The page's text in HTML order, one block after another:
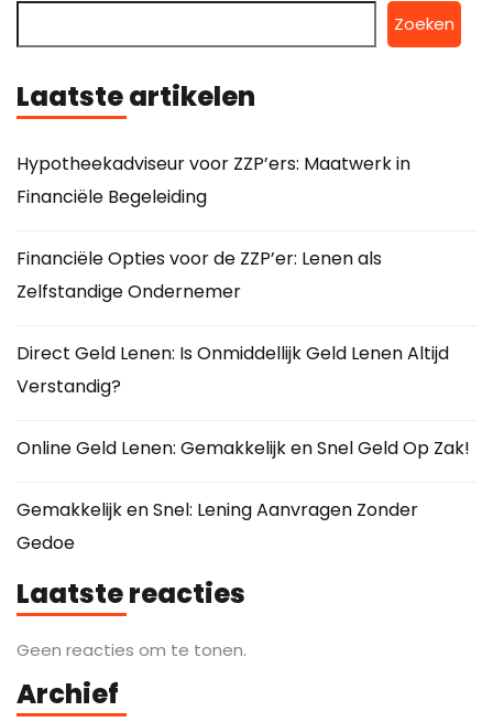
Zoeken
Laatste artikelen
Hypotheekadviseur voor ZZP’ers: Maatwerk in
Financiële Begeleiding
Financiële Opties voor de ZZP’er: Lenen als
Zelfstandige Ondernemer
Direct Geld Lenen: Is Onmiddellijk Geld Lenen Altijd
Verstandig?
Online Geld Lenen: Gemakkelijk en Snel Geld Op Zak!
Gemakkelijk en Snel: Lening Aanvragen Zonder
Gedoe
Laatste reacties
Geen reacties om te tonen.
Archief